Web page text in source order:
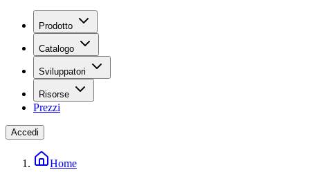
Prodotto
Catalogo
Sviluppatori
Risorse
Prezzi
Accedi
Home